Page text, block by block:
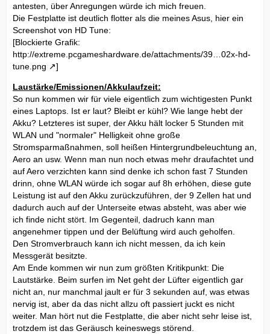
antesten, über Anregungen würde ich mich freuen.
Die Festplatte ist deutlich flotter als die meines Asus, hier ein
Screenshot von HD Tune:
[Blockierte Grafik:
http://extreme.pcgameshardware.de/attachments/39…02x-hd-
tune.png
]
Laustärke/Emissionen/Akkulaufzeit:
So nun kommen wir für viele eigentlich zum wichtigesten Punkt
eines Laptops. Ist er laut? Bleibt er kühl? Wie lange hebt der
Akku? Letzteres ist super, der Akku hält locker 5 Stunden mit
WLAN und "normaler" Helligkeit ohne große
Stromsparmaßnahmen, soll heißen Hintergrundbeleuchtung an,
Aero an usw. Wenn man nun noch etwas mehr draufachtet und
auf Aero verzichten kann sind denke ich schon fast 7 Stunden
drinn, ohne WLAN würde ich sogar auf 8h erhöhen, diese gute
Leistung ist auf den Akku zurückzuführen, der 9 Zellen hat und
dadurch auch auf der Unterseite etwas absteht, was aber wie
ich finde nicht stört. Im Gegenteil, dadruch kann man
angenehmer tippen und der Belüftung wird auch geholfen.
Den Stromverbrauch kann ich nicht messen, da ich kein
Messgerät besitzte.
Am Ende kommen wir nun zum größten Kritikpunkt: Die
Lautstärke. Beim surfen im Net geht der Lüfter eigentlich gar
nicht an, nur manchmal jault er für 3 sekunden auf, was etwas
nervig ist, aber da das nicht allzu oft passiert juckt es nicht
weiter. Man hört nut die Festplatte, die aber nicht sehr leise ist,
trotzdem ist das Geräusch keineswegs störend.